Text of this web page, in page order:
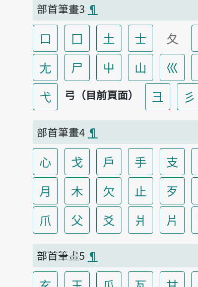
部首筆畫3 ¶
口 囗 土 士 夂
尢
尸 屮 山 巛
弋
弓（目前頁面） 彐 彡
部首筆畫4 ¶
心 戈 戶 手 支
月
木 欠 止 歹
爪
父 爻 爿 片
部首筆畫5 ¶